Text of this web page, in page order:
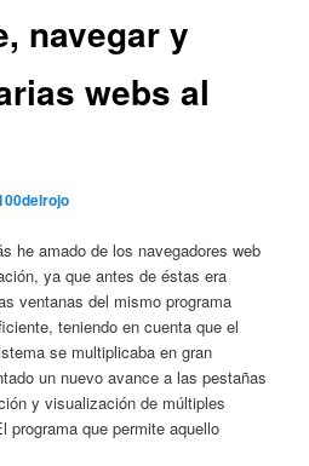
navegar y
webs al
he amado de los navegadores web
ya que antes de éstas era
ventanas del mismo programa
teniendo en cuenta que el
se multiplicaba en gran
un nuevo avance a las pestañas
y visualización de múltiples
programa que permite aquello